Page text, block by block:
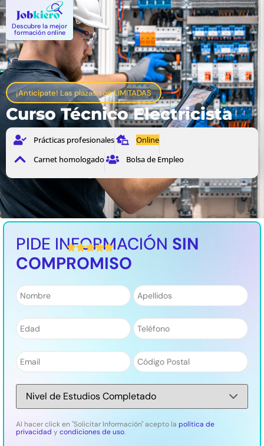
Descubre la mejor
formación online
¡Anticípate! Las plazas son LIMITADAS
Curso Técnico Electricista
Prácticas profesionales
Online
Carnet homologado
Bolsa de Empleo
PIDE INFORMACIÓN SIN
COMPROMISO
Nombre* Apellidos*
Número* Teléfono*
Email* Código
Postal*
Nivel
Estudios*
Al hacer click en "Solicitar Información" acepto la política de
privacidad ycondiciones de uso.
8 / 10 Valoración media
¿Quieres dominar la electricidad? ¡Asegúrate un
futuro en el sector con el Curso Técnico
Electricista!
eléctricos de forma segura. ¡Obtén tu certificado y abre
las puertas a un futuro profesional prometedor!
Durante el curso aprenderás a: